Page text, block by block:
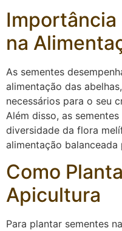
Importância
na
As sementes
alimentação das
necessários para o seu
Além disso, as
diversidade da flora
alimentação balanceada
Como
Apicultura
Para plantar sementes